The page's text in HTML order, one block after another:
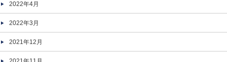
2022年4月
2022年3月
2021年12月